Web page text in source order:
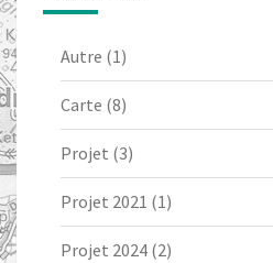
Autre (1)
Carte (8)
Projet (3)
Projet 2021 (1)
Projet 2024 (2)